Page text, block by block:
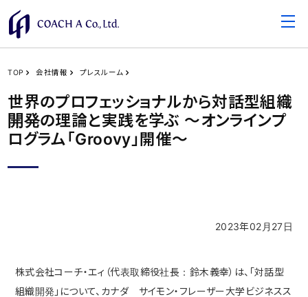
TOP 会社情報 プレスルーム
世界のプロフェッショナルから対話型組織
開発の理論と実践を学ぶ ～オンラインプ
ログラム「Groovy」開催～
2023年02月27日
株式会社コーチ・エィ（代表取締役社⻑：鈴⽊義幸）は、「対話型
組織開発」について、カナダ サイモン・フレーザー大学ビジネスス